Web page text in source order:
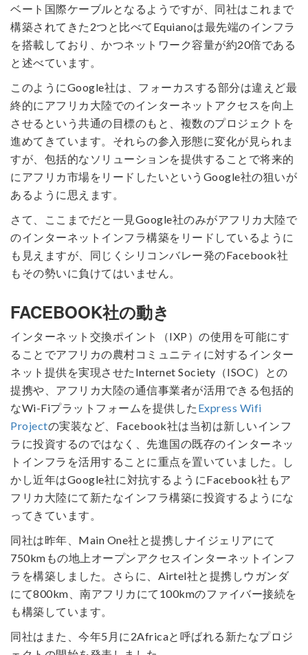
ベート国際ケーブルとなるようですが、同社はこれまで
構築されてきた2つと比べてEquianoは最先端のインフラ
を搭載しており、かつネットワーク容量が約20倍である
と述べています。
このようにGoogle社は、フォーカスする部分は違えど最
終的にアフリカ大陸でのインターネットアクセスを向上
させるという共通の目標のもと、複数のプロジェクトを
進めてきています。それらの参入形態に変化が見られま
すが、包括的なソリューションを提供することで将来的
にアフリカ市場をリードしたいというGoogle社の狙いが
あるように思えます。
さて、ここまでだと一見Google社のみがアフリカ大陸で
のインターネットインフラ構築をリードしているように
も見えますが、同じくシリコンバレー発のFacebook社
もその勢いに負けてはいません。
FACEBOOK社の動き
インターネット交換ポイント（IXP）の使用を可能にす
ることでアフリカの農村コミュニティに対するインター
ネット提供を実現させたInternet Society（ISOC）との
提携や、アフリカ大陸の通信事業者が活用できる包括的
なWi-Fiプラットフォームを提供した Express Wifi
Projectの実装など、Facebook社は当初は新しいインフ
ラに投資するのではなく、先進国の既存のインターネッ
トインフラを活用することに重点を置いていました。し
かし近年はGoogle社に対抗するようにFacebook社もア
フリカ大陸にて新たなインフラ構築に投資するようにな
ってきています。
同社は昨年、Main One社と提携しナイジェリアにて
750kmもの地上オープンアクセスインターネットインフ
ラを構築しました。さらに、Airtel社と提携しウガンダ
にて800km、南アフリカにて100kmのファイバー接続を
も構築しています。
同社はまた、今年5月に2Africaと呼ばれる新たなプロジ